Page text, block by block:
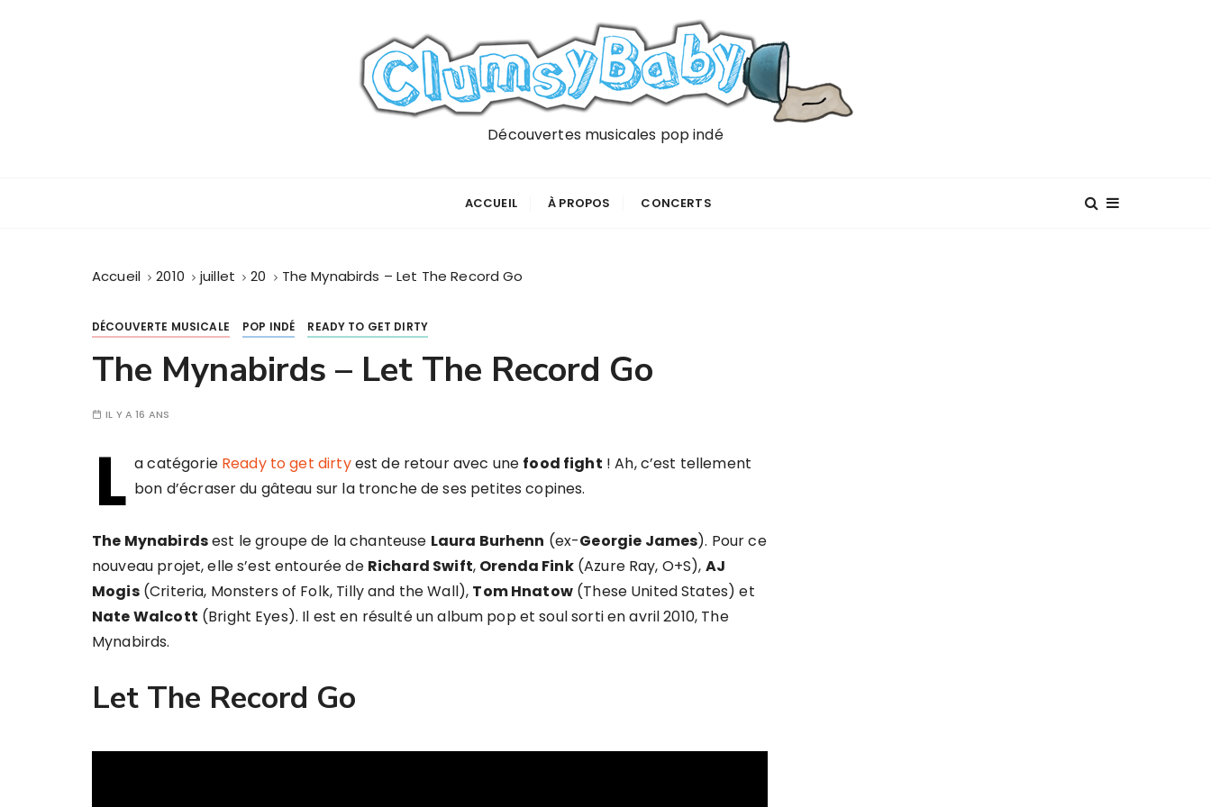
Découvertes musicales pop indé
ACCUEIL À PROPOS CONCERTS
Accueil 2010 juillet 20 The Mynabirds – Let The Record Go
DÉCOUVERTE MUSICALE POP INDÉ READY TO GET DIRTY
The Mynabirds – Let The Record Go
IL Y A 16 ANS
L a catégorie Ready to get dirtyest de retour avec une food fight ! Ah, c’est tellement
bon d’écraser du gâteau sur la tronche de ses petites copines.
The Mynabirdsest le groupe de la chanteuse Laura Burhenn (ex-Georgie James). Pour ce
nouveau projet, elle s’est entourée de Richard Swift, Orenda Fink(Azure Ray, O+S), AJ
Mogis(Criteria, Monsters of Folk, Tilly and the Wall), Tom Hnatow(These United States) et
Nate Walcott (Bright Eyes). Il est en résulté un album pop et soul sorti en avril 2010, The
Mynabirds.
Let The Record Go